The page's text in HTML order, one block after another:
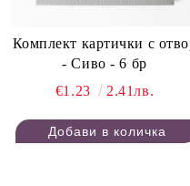
Комплект картички с
- Сиво - 6 бр
€1.23
2.41лв.